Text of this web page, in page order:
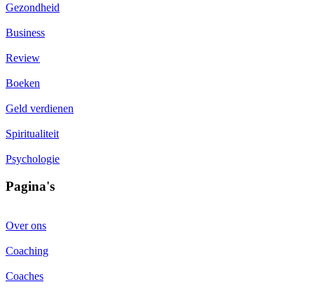
Gezondheid
Business
Review
Boeken
Geld verdienen
Spiritualiteit
Psychologie
Pagina's
Over ons
Coaching
Coaches